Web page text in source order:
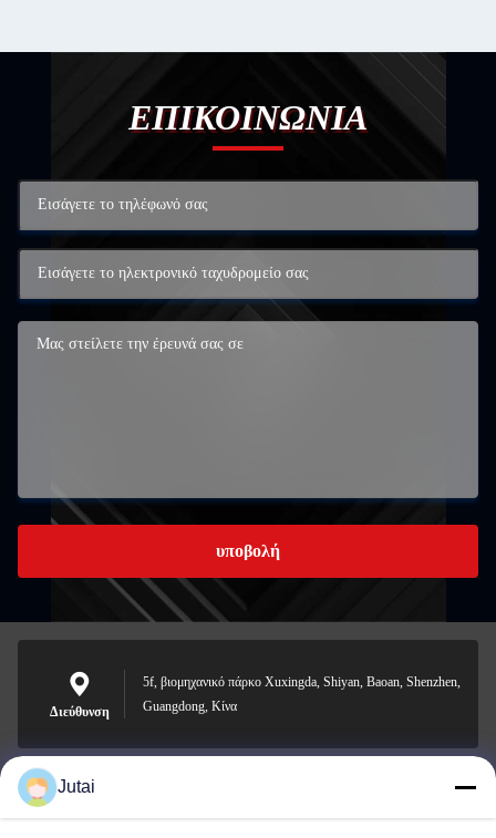
ΕΠΙΚΟΙΝΩΝΙΑ
υποβολή
Διεύθυνση
5f, βιομηχανικό πάρκο Xuxingda, Shiyan, Baoan, Shenzhen,
Guangdong, Κίνα
jutaisales18@gmail.com
Jutai